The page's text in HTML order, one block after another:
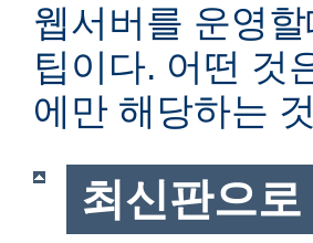
웹서버를 운영
팁이다. 어떤 것
에만 해당하는
최신판으